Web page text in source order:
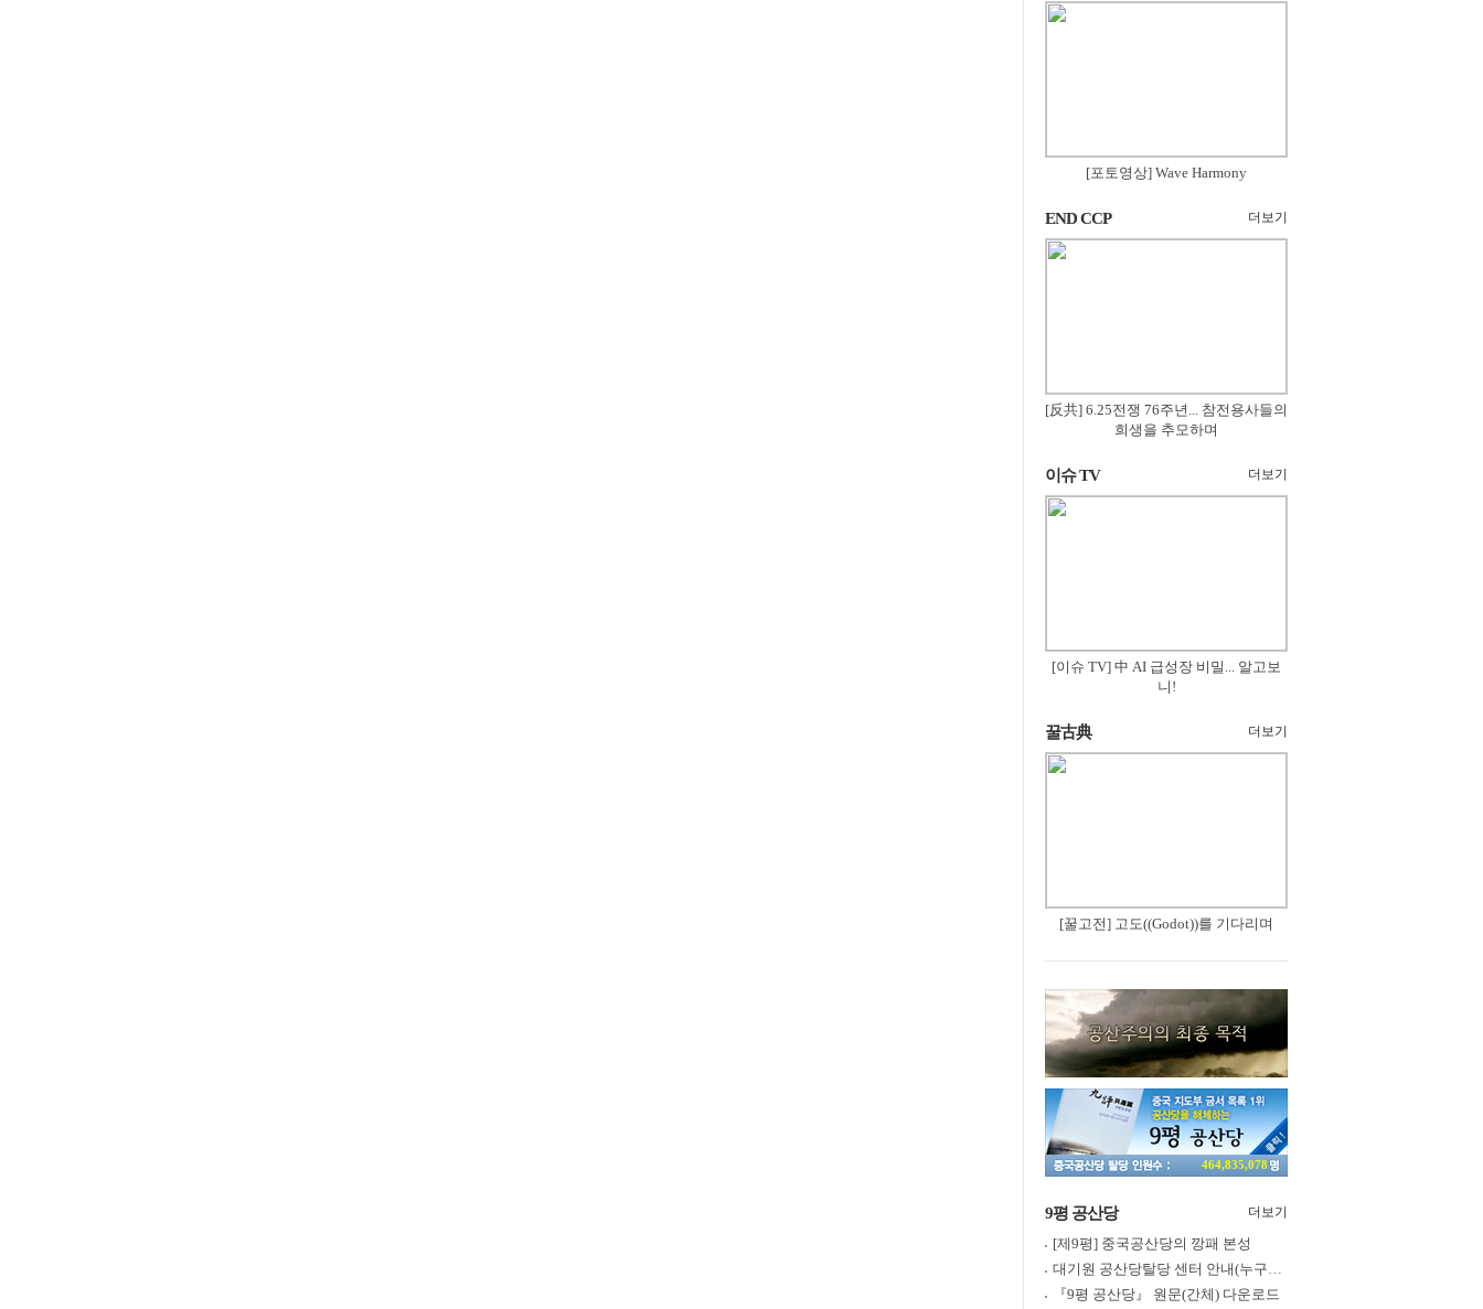
[포토영상] Wave Harmony
END CCP 더보기
[反共] 6.25전쟁 76주년... 참전용사들의
희생을 추모하며
이슈 TV 더보기
[이슈 TV] 中 AI 급성장 비밀... 알고보
니!
꿀古典 더보기
[꿀고전] 고도((Godot))를 기다리며
464,835,078
9평 공산당 더보기
[제9평] 중국공산당의 깡패 본성
대기원 공산당탈당 센터 안내(누구나 쉽게 退黨, 退團, 退隊 가능)
『9평 공산당』 원문(간체) 다운로드